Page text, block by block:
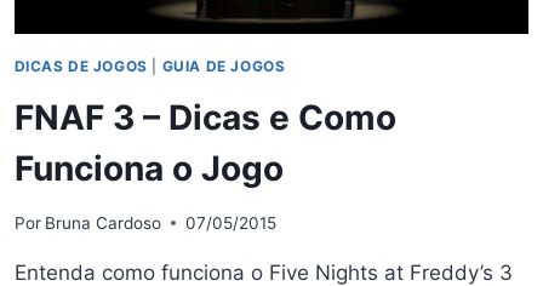
DICAS DE JOGOS GUIA DE JOGOS
FNAF 3 – Dicas e Como
Funciona o Jogo
Por Bruna Cardoso 07/05/2015
Entenda como funciona o Five Nights at Freddy’s 3